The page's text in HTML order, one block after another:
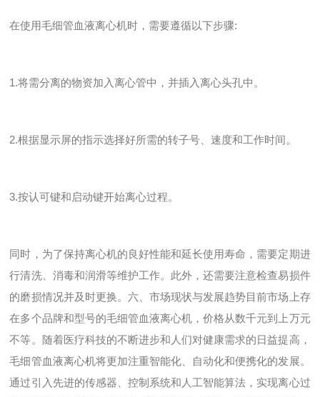
在使用毛细管血液离心机时，需要遵循以下步骤:
1.将需分离的物资加入离心管中，并插入离心头孔中。
2.根据显示屏的指示选择好所需的转子号、速度和工作时间。
3.按认可键和启动键开始离心过程。
同时，为了保持离心机的良好性能和延长使用寿命，需要定期进
行清洗、消毒和润滑等维护工作。此外，还需要注意检查易损件
的磨损情况并及时更换。六、市场现状与发展趋势目前市场上存
在多个品牌和型号的毛细管血液离心机，价格从数千元到上万元
不等。随着医疗科技的不断进步和人们对健康需求的日益提高，
毛细管血液离心机将更加注重智能化、自动化和便携化的发展。
通过引入先进的传感器、控制系统和人工智能算法，实现离心过